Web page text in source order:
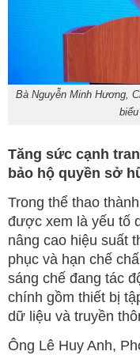
Bà Nguyễn Minh Hương,
Tăng sức cạnh
bảo hộ quyền sở
Trong thể thao
được xem là yếu tố
nâng cao hiệu suất
phục và hạn chế
sáng chế đang tác
chính gồm thiết bị
dữ liệu và truyền
Ông Lê Huy Anh,